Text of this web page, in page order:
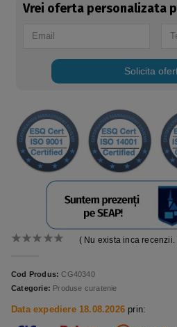
( Nu exista inca recenzii.
Cod Produs:CG40340
Categorie: Produse curatenie
Data expediere 18.08.2026 prin:
Vrei oferta personalizata
Solicita